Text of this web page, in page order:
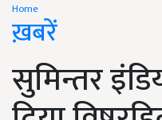
Home
ख़बरें
सुमिन्तर